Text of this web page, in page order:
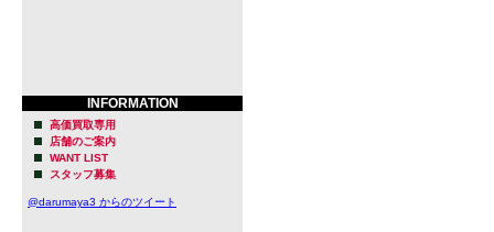
INFORMATION
高価買取専用
店舗のご案内
WANT LIST
スタッフ募集
@darumaya3 からのツイート